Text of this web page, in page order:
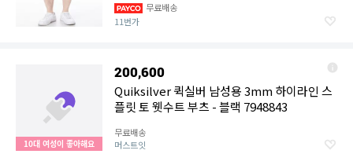
무료배송
11번가
10대 여성이 좋아해요
200,600
Quiksilver 퀵실버 남성용 3mm 하이라인 스
플릿 토 웻수트 부츠 - 블랙 7948843
무료배송
머스트잇